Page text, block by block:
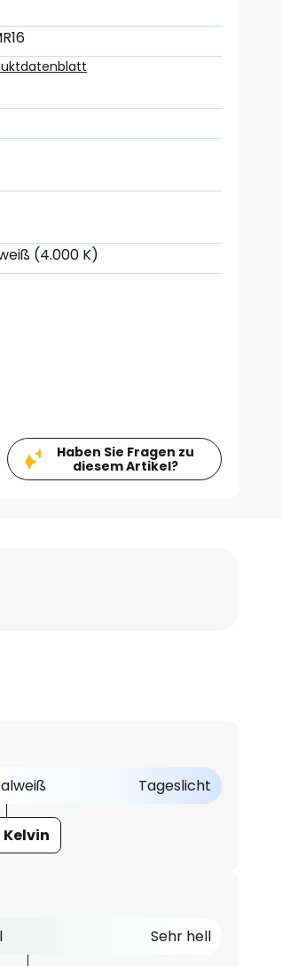
(4.000 K)
Haben Sie Fragen zu
diesem Artikel?
Tageslicht
Sehr hell